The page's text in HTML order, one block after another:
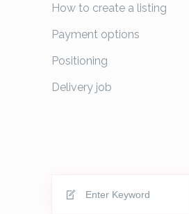
How to create a listing
Payment options
Positioning
Delivery job